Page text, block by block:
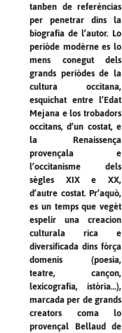
tanben de referéncias
per penetrar dins la
biografia de l’autor. Lo
periòde modèrne es lo
mens conegut dels
grands periòdes de la
cultura occitana,
esquichat entre l’Edat
Mejana e los trobadors
occitans, d’un costat, e
la Renaissença
provençala e
l’occitanisme dels
sègles XIX e XX,
d’autre costat. Pr’aquò,
es un temps que vegèt
espelir una creacion
culturala rica e
diversificada dins fòrça
domenis (poesia,
teatre, cançon,
lexicografia, istòria…),
marcada per de grands
creators coma lo
provençal Bellaud de